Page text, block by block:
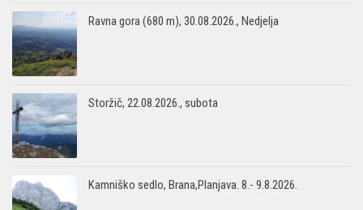
Ravna gora (680 m), 30.08.2026., Nedjelja
Storžič, 22.08.2026., subota
Kamniško sedlo, Brana,Planjava. 8.- 9.8.2026.